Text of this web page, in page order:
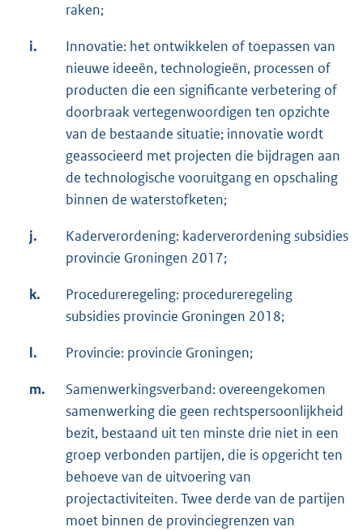
raken;
i.
Innovatie: het ontwikkelen of toepassen van
nieuwe ideeën, technologieën, processen of
producten die een significante verbetering of
doorbraak vertegenwoordigen ten opzichte
van de bestaande situatie; innovatie wordt
geassocieerd met projecten die bijdragen aan
de technologische vooruitgang en opschaling
binnen de waterstofketen;
j.
Kaderverordening: kaderverordening subsidies
provincie Groningen 2017;
k.
Procedureregeling: procedureregeling
subsidies provincie Groningen 2018;
l. Provincie: provincie Groningen;
m.
Samenwerkingsverband: overeengekomen
samenwerking die geen rechtspersoonlijkheid
bezit, bestaand uit ten minste drie niet in een
groep verbonden partijen, die is opgericht ten
behoeve van de uitvoering van
projectactiviteiten. Twee derde van de partijen
moet binnen de provinciegrenzen van